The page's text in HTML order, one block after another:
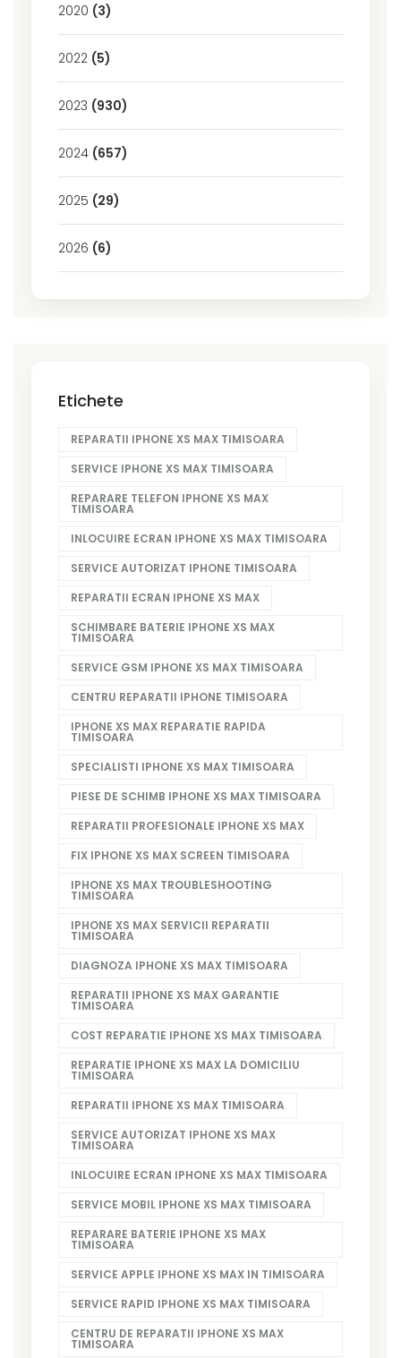
2020 (3)
2022 (5)
2023 (930)
2024 (657)
2025 (29)
2026 (6)
Etichete
REPARATII IPHONE XS MAX TIMISOARA
SERVICE IPHONE XS MAX TIMISOARA
REPARARE TELEFON IPHONE XS MAX
TIMISOARA
INLOCUIRE ECRAN IPHONE XS MAX TIMISOARA
SERVICE AUTORIZAT IPHONE TIMISOARA
REPARATII ECRAN IPHONE XS MAX
SCHIMBARE BATERIE IPHONE XS MAX
TIMISOARA
SERVICE GSM IPHONE XS MAX TIMISOARA
CENTRU REPARATII IPHONE TIMISOARA
IPHONE XS MAX REPARATIE RAPIDA
TIMISOARA
SPECIALISTI IPHONE XS MAX TIMISOARA
PIESE DE SCHIMB IPHONE XS MAX TIMISOARA
REPARATII PROFESIONALE IPHONE XS MAX
FIX IPHONE XS MAX SCREEN TIMISOARA
IPHONE XS MAX TROUBLESHOOTING
TIMISOARA
IPHONE XS MAX SERVICII REPARATII
TIMISOARA
DIAGNOZA IPHONE XS MAX TIMISOARA
REPARATII IPHONE XS MAX GARANTIE
TIMISOARA
COST REPARATIE IPHONE XS MAX TIMISOARA
REPARATIE IPHONE XS MAX LA DOMICILIU
TIMISOARA
REPARATII IPHONE XS MAX TIMISOARA
SERVICE AUTORIZAT IPHONE XS MAX
TIMISOARA
INLOCUIRE ECRAN IPHONE XS MAX TIMISOARA
SERVICE MOBIL IPHONE XS MAX TIMISOARA
REPARARE BATERIE IPHONE XS MAX
TIMISOARA
SERVICE APPLE IPHONE XS MAX IN TIMISOARA
SERVICE RAPID IPHONE XS MAX TIMISOARA
CENTRU DE REPARATII IPHONE XS MAX
TIMISOARA